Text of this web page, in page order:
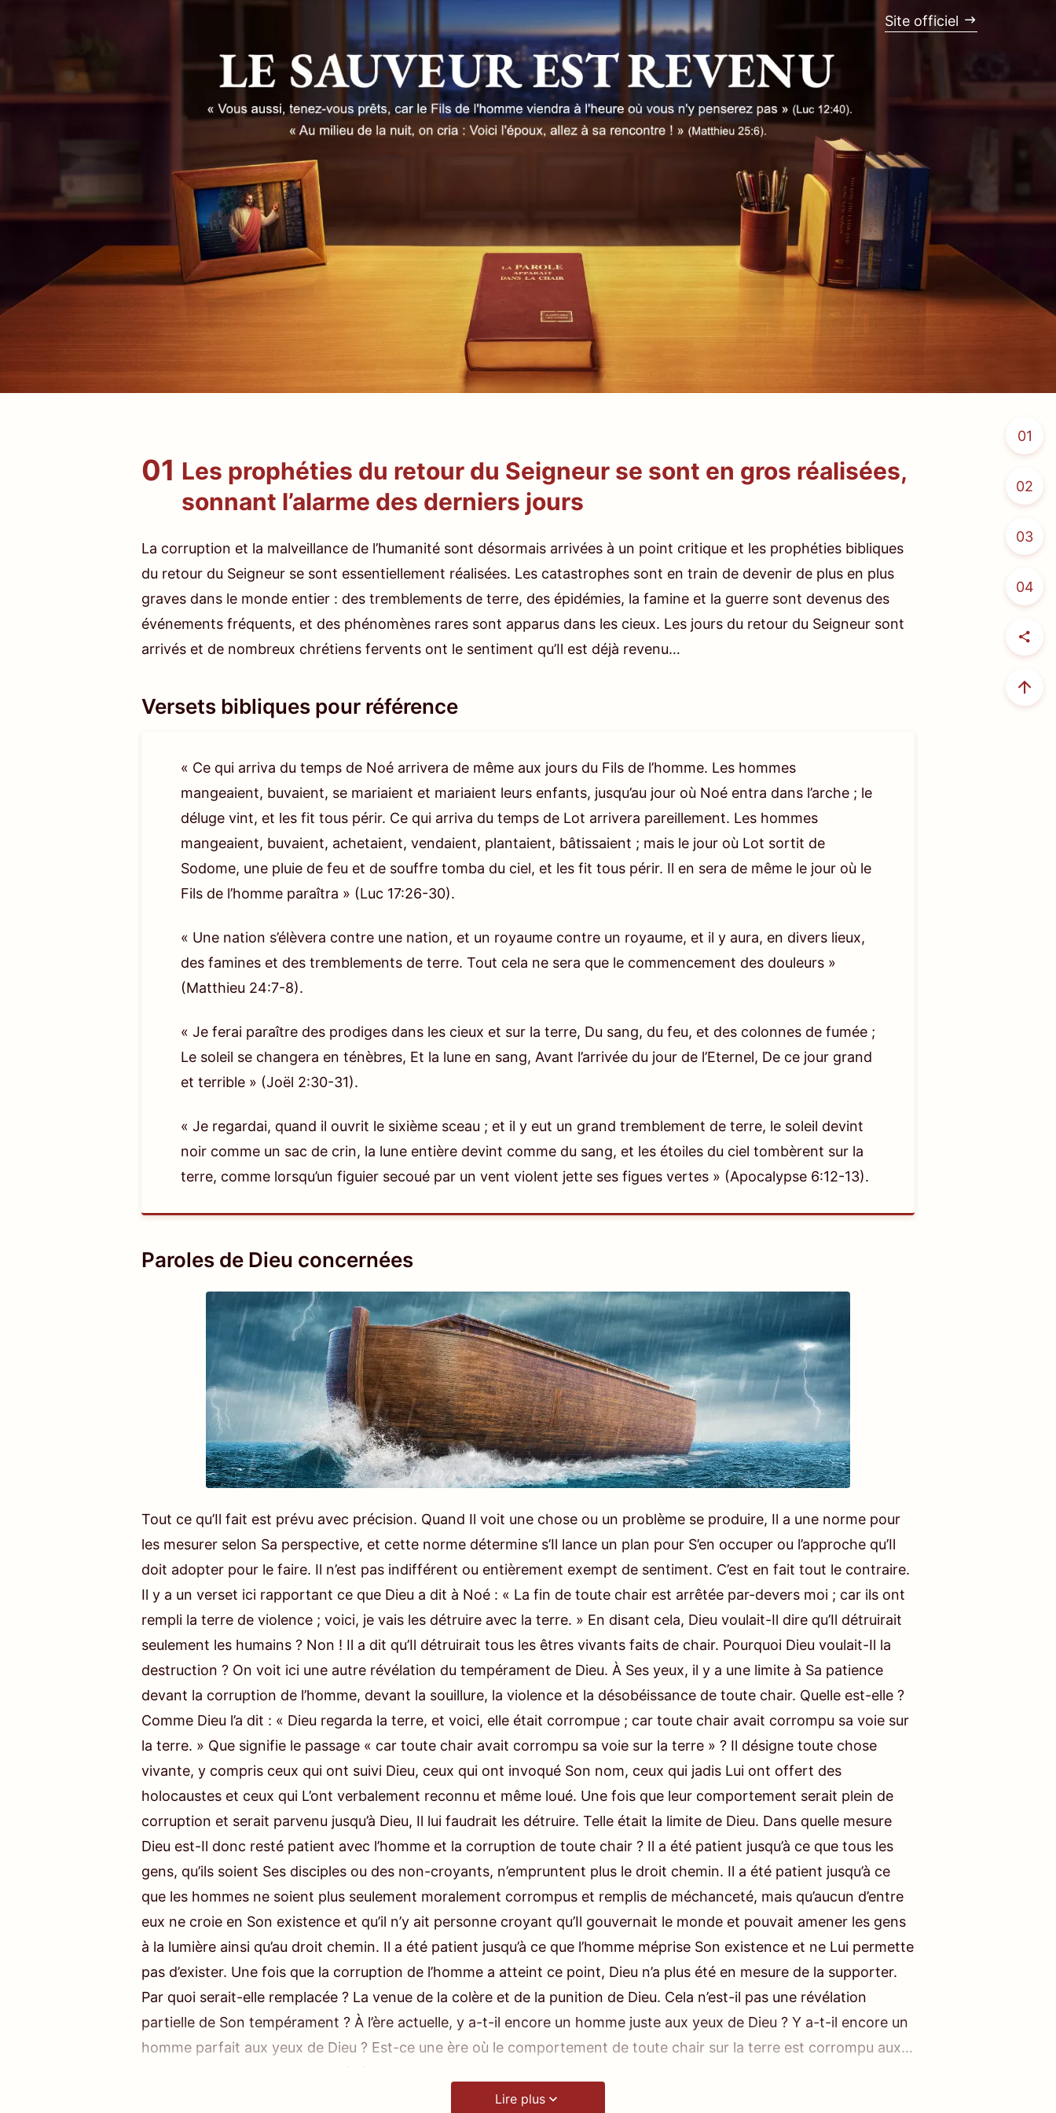
Site officiel
01
02
03
04
01 Les prophéties du retour du Seigneur se sont en gros réalisées,
sonnant l’alarme des derniers jours
La corruption et la malveillance de l’humanité sont désormais arrivées à un point critique et les prophéties bibliques
du retour du Seigneur se sont essentiellement réalisées. Les catastrophes sont en train de devenir de plus en plus
graves dans le monde entier : des tremblements de terre, des épidémies, la famine et la guerre sont devenus des
événements fréquents, et des phénomènes rares sont apparus dans les cieux. Les jours du retour du Seigneur sont
arrivés et de nombreux chrétiens fervents ont le sentiment qu’Il est déjà revenu…
Versets bibliques pour référence
« Ce qui arriva du temps de Noé arrivera de même aux jours du Fils de l’homme. Les hommes
mangeaient, buvaient, se mariaient et mariaient leurs enfants, jusqu’au jour où Noé entra dans l’arche ; le
déluge vint, et les fit tous périr. Ce qui arriva du temps de Lot arrivera pareillement. Les hommes
mangeaient, buvaient, achetaient, vendaient, plantaient, bâtissaient ; mais le jour où Lot sortit de
Sodome, une pluie de feu et de souffre tomba du ciel, et les fit tous périr. Il en sera de même le jour où le
Fils de l’homme paraîtra » (Luc 17:26-30).
« Une nation s’élèvera contre une nation, et un royaume contre un royaume, et il y aura, en divers lieux,
des famines et des tremblements de terre. Tout cela ne sera que le commencement des douleurs »
(Matthieu 24:7-8).
« Je ferai paraître des prodiges dans les cieux et sur la terre, Du sang, du feu, et des colonnes de fumée ;
Le soleil se changera en ténèbres, Et la lune en sang, Avant l’arrivée du jour de l’Eternel, De ce jour grand
et terrible » (Joël 2:30-31).
« Je regardai, quand il ouvrit le sixième sceau ; et il y eut un grand tremblement de terre, le soleil devint
noir comme un sac de crin, la lune entière devint comme du sang, et les étoiles du ciel tombèrent sur la
terre, comme lorsqu’un figuier secoué par un vent violent jette ses figues vertes » (Apocalypse 6:12-13).
Paroles de Dieu concernées
Tout ce qu’Il fait est prévu avec précision. Quand Il voit une chose ou un problème se produire, Il a une norme pour
les mesurer selon Sa perspective, et cette norme détermine s’Il lance un plan pour S’en occuper ou l’approche qu’Il
doit adopter pour le faire. Il n’est pas indifférent ou entièrement exempt de sentiment. C’est en fait tout le contraire.
Il y a un verset ici rapportant ce que Dieu a dit à Noé : « La fin de toute chair est arrêtée par-devers moi ; car ils ont
rempli la terre de violence ; voici, je vais les détruire avec la terre. » En disant cela, Dieu voulait-Il dire qu’Il détruirait
seulement les humains ? Non ! Il a dit qu’Il détruirait tous les êtres vivants faits de chair. Pourquoi Dieu voulait-Il la
destruction ? On voit ici une autre révélation du tempérament de Dieu. À Ses yeux, il y a une limite à Sa patience
devant la corruption de l’homme, devant la souillure, la violence et la désobéissance de toute chair. Quelle est-elle ?
Comme Dieu l’a dit : « Dieu regarda la terre, et voici, elle était corrompue ; car toute chair avait corrompu sa voie sur
la terre. » Que signifie le passage « car toute chair avait corrompu sa voie sur la terre » ? Il désigne toute chose
vivante, y compris ceux qui ont suivi Dieu, ceux qui ont invoqué Son nom, ceux qui jadis Lui ont offert des
holocaustes et ceux qui L’ont verbalement reconnu et même loué. Une fois que leur comportement serait plein de
corruption et serait parvenu jusqu’à Dieu, Il lui faudrait les détruire. Telle était la limite de Dieu. Dans quelle mesure
Dieu est-Il donc resté patient avec l’homme et la corruption de toute chair ? Il a été patient jusqu’à ce que tous les
gens, qu’ils soient Ses disciples ou des non-croyants, n’empruntent plus le droit chemin. Il a été patient jusqu’à ce
que les hommes ne soient plus seulement moralement corrompus et remplis de méchanceté, mais qu’aucun d’entre
eux ne croie en Son existence et qu’il n’y ait personne croyant qu’Il gouvernait le monde et pouvait amener les gens
à la lumière ainsi qu’au droit chemin. Il a été patient jusqu’à ce que l’homme méprise Son existence et ne Lui permette
pas d’exister. Une fois que la corruption de l’homme a atteint ce point, Dieu n’a plus été en mesure de la supporter.
Par quoi serait-elle remplacée ? La venue de la colère et de la punition de Dieu. Cela n’est-il pas une révélation
partielle de Son tempérament ? À l’ère actuelle, y a-t-il encore un homme juste aux yeux de Dieu ? Y a-t-il encore un
homme parfait aux yeux de Dieu ? Est-ce une ère où le comportement de toute chair sur la terre est corrompu aux
yeux de Dieu ? De nos jours et à l’ère actuelle, en dehors de ceux que Dieu veut rendre complets et de ceux qui
peuvent Le suivre et accepter Son salut, tous les gens de chair ne jouent-ils pas avec la limite de la patience de Dieu
Lire plus